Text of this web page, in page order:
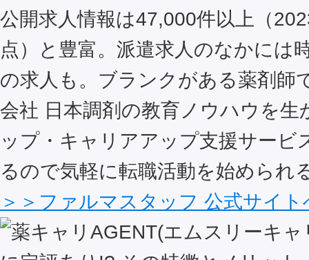
公開求人情報は47,000件以上（
点）と豊富。派遣求人のなかには
の求人も。ブランクがある薬剤師
会社 日本調剤の教育ノウハウを生
ップ・キャリアアップ支援サービ
るので気軽に転職活動を始められ
＞＞ファルマスタッフ 公式サイト